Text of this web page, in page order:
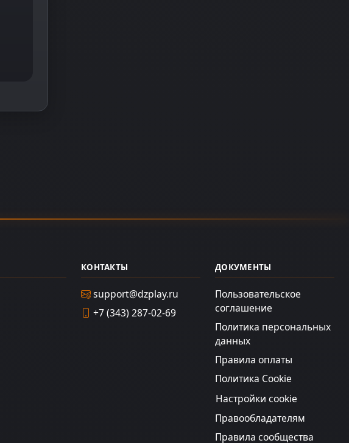
КОНТАКТЫ
support@dzplay.ru
+7 (343) 287-02-69
ДОКУМЕНТЫ
Пользовательское
соглашение
Политика персональных
данных
Правила оплаты
Политика Cookie
Настройки cookie
Правообладателям
Правила сообщества